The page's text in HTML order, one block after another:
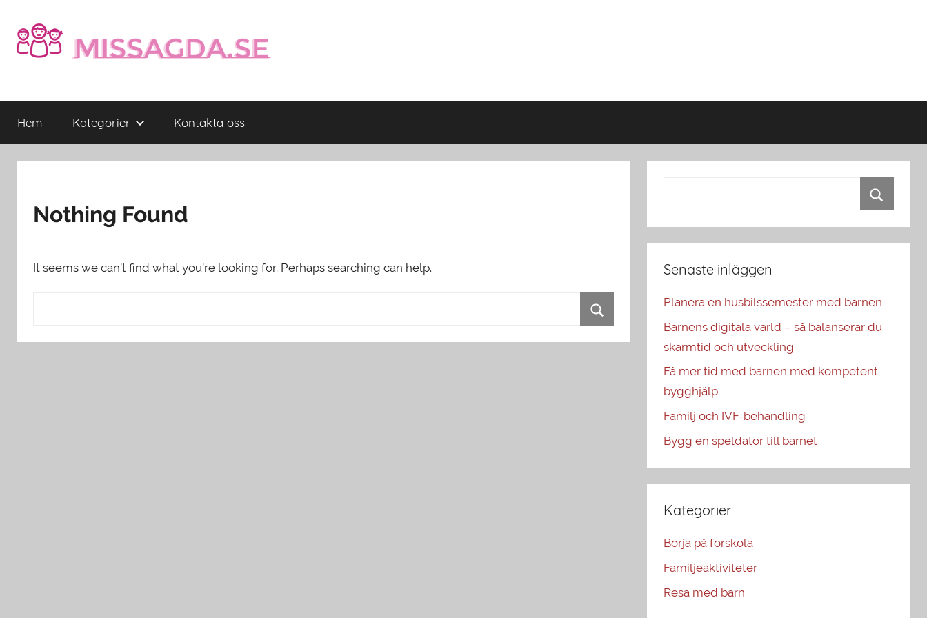
content
Missagda.se
–
Allt
Hem Kategorier Kontakta oss
Nothing Found
It seems we can’t find what you’re looking for. Perhaps searching can help. Senaste inläggen
Planera en husbilssemester med barnen
Barnens digitala värld – så balanserar du
skärmtid och utveckling
Få mer tid med barnen med kompetent
bygghjälp
Familj och IVF-behandling
Bygg en speldator till barnet
Kategorier
Börja på förskola
Familjeaktiviteter
Resa med barn